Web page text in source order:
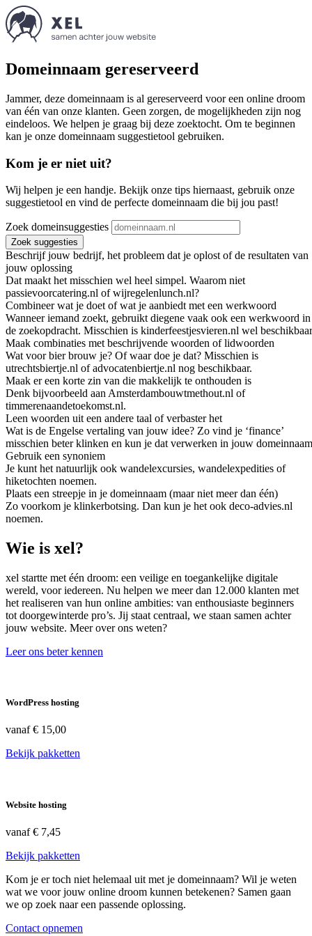
Domeinnaam gereserveerd
Jammer, deze domeinnaam is al gereserveerd voor een online droom
van één van onze klanten. Geen zorgen, de mogelijkheden zijn nog
eindeloos. We helpen je graag bij deze zoektocht. Om te beginnen
kan je onze domeinnaam suggestietool gebruiken.
Kom je er niet uit?
Wij helpen je een handje. Bekijk onze tips hiernaast, gebruik onze
suggestietool en vind de perfecte domeinnaam die bij jou past!
Zoek domeinsuggesties
Zoek suggesties
Beschrijf jouw bedrijf, het probleem dat je oplost of de resultaten van
jouw oplossing
Dat maakt het misschien wel heel simpel. Waarom niet
passievoorcatering.nl of wijregelenlunch.nl?
Combineer wat je doet of wat je aanbiedt met een werkwoord
Wanneer iemand zoekt, gebruikt diegene vaak ook een werkwoord in
de zoekopdracht. Misschien is kinderfeestjesvieren.nl wel
Maak combinaties met beschrijvende woorden of lidwoorden
Wat voor bier brouw je? Of waar doe je dat? Misschien is
utrechtsbiertje.nl of advocatenbiertje.nl nog beschikbaar.
Maak er een korte zin van die makkelijk te onthouden is
Denk bijvoorbeeld aan Amsterdambouwtmethout.nl of
timmerenaandetoekomst.nl.
Leen woorden uit een andere taal of verbaster het
Wat is de Engelse vertaling van jouw idee? Zo vind je ‘finance’
misschien beter klinken en kun je dat verwerken in jouw
Gebruik een synoniem
Je kunt het natuurlijk ook wandelexcursies, wandelexpedities of
hiketochten noemen.
Plaats een streepje in je domeinnaam (maar niet meer dan één)
Zo voorkom je klinkerbotsing. Dan kun je het ook deco-advies.nl
noemen.
Wie is xel?
xel startte met één droom: een veilige en toegankelijke digitale
wereld, voor iedereen. Nu helpen we meer dan 12.000 klanten met
het realiseren van hun online ambities: van enthousiaste beginners
tot doorgewinterde pro’s. Jij staat centraal, we staan samen achter
jouw website. Meer over ons weten?
Leer ons beter kennen
WordPress hosting
vanaf€ 15,00
Bekijk pakketten
Website hosting
vanaf€ 7,45
Bekijk pakketten
Kom je er toch niet helemaal uit met je domeinnaam? Wil je weten
wat we voor jouw online droom kunnen betekenen? Samen gaan
we op zoek naar een passende oplossing.
Contact opnemen